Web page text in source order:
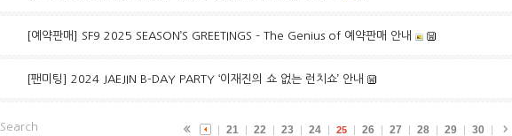
[예약판매] SF9 2025 SEASON’S GREETINGS – The Genius of 예약판매 안내
[팬미팅] 2024 JAEJIN B-DAY PARTY ‘이재진의 쇼 없는 런치쇼’ 안내
21 22 23 24 25 26 27 28 29 30
Search